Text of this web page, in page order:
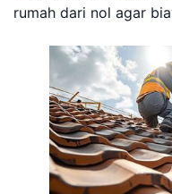
rumah dari nol agar